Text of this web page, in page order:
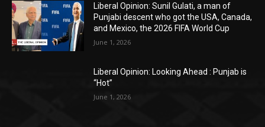
Liberal Opinion: Sunil Gulati, a man of
Punjabi descent who got the USA, Canada,
and Mexico, the 2026 FIFA World Cup
June 1, 2026
Liberal Opinion: Looking Ahead : Punjab is
“Hot”
June 1, 2026